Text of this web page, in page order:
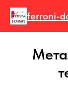
ferroni-